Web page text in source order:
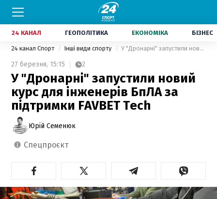
24 КАНАЛ ГЕОПОЛІТИКА ЕКОНОМІКА БІЗНЕС
24 канал Спорт Інші види спорту У "Дронарні" запустили новий курс для інженерів БпЛА за підтримки FAVBET Tech
27 березня, 15:15 2
У "Дронарні" запустили новий
курс для інженерів БпЛА за
підтримки FAVBET Tech
Юрій Семенюк
спецпроєкт